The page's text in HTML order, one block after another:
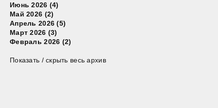
Июнь 2026 (4)
Май 2026 (2)
Апрель 2026 (5)
Март 2026 (3)
Февраль 2026 (2)
Показать / скрыть весь архив